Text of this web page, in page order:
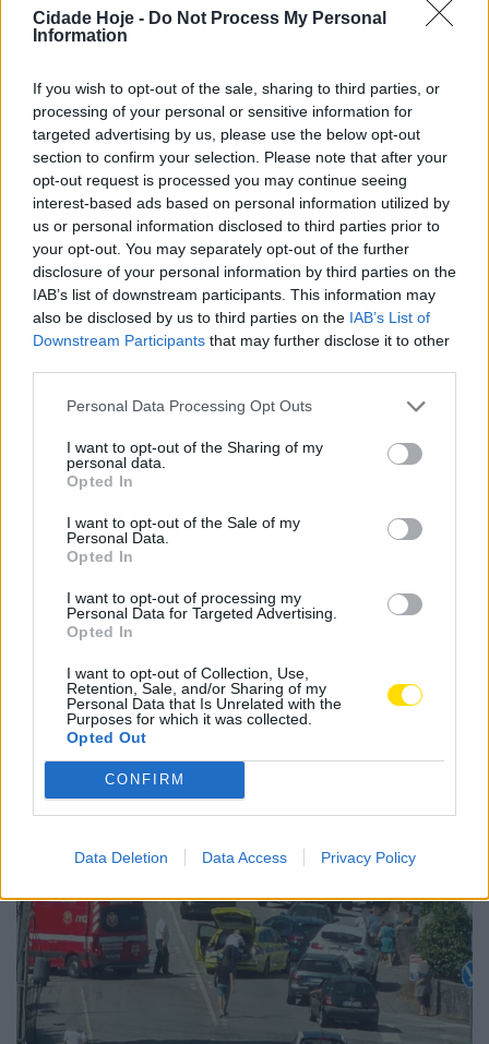
Cidade Hoje - Do Not Process My Personal
Information
If you wish to opt-out of the sale, sharing to third parties, or
processing of your personal or sensitive information for
targeted advertising by us, please use the below opt-out
section to confirm your selection. Please note that after your
opt-out request is processed you may continue seeing
interest-based ads based on personal information utilized by
us or personal information disclosed to third parties prior to
your opt-out. You may separately opt-out of the further
disclosure of your personal information by third parties on the
IAB’s list of downstream participants. This information may
also be disclosed by us to third parties on the IAB’s List of
Downstream Participants that may further disclose it to other
Personal Data Processing Opt Outs
I want to opt-out of the Sharing of my
personal data.
Opted In
I want to opt-out of the Sale of my
Personal Data.
Opted In
I want to opt-out of processing my
Personal Data for Targeted Advertising.
Opted In
I want to opt-out of Collection, Use,
Retention, Sale, and/or Sharing of my
Personal Data that Is Unrelated with the
Purposes for which it was collected.
Opted Out
CONFIRM
Data Deletion Data Access Privacy Policy
Cantares de Joane. Neste dia vai funcionar um bar
Escuteiros de Adultos.
Para o dia de domingo, dia 25, às 11 horas, celebra-se
missa em honra de Nossa Senhora das Candeias,
solenizada pelo Grupo Coral; às 14h45, dará entrada
a procissão, acompanhada pela fanfarra do CNE e
pela Bandar Marcial de Arnoso que, no final, atuará
no adro da igreja.
banda CNE delães
famalicão
marcial arnoso
Notícias Populares